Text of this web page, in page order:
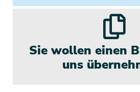
Sie wollen einen
uns